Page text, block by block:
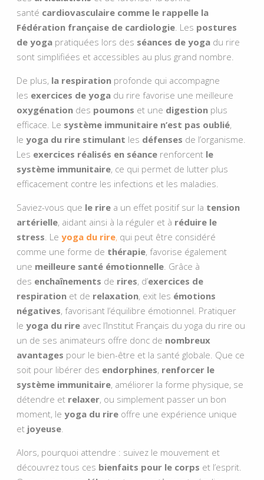
santé cardiovasculaire comme le rappelle la
Fédération française de cardiologie. Les postures
de yogapratiquées lors des séances de yogadu rire
sont simplifiées et accessibles au plus grand nombre.
De plus, la respirationprofonde qui accompagne
les exercices de yogadu rire favorise une meilleure
oxygénationdes poumons et une digestionplus
efficace. Le système immunitaire n’est pas oublié,
le yoga du rire stimulant les défenses de l’organisme.
Les exercices réalisés en séance renforcent le
système immunitaire, ce qui permet de lutter plus
efficacement contre les infections et les maladies.
Saviez-vous que le rirea un effet positif sur la tension
artérielle, aidant ainsi à la réguler et à réduire le
stress. Le yoga du rire, qui peut être considéré
comme une forme de thérapie, favorise également
une meilleure santé émotionnelle. Grâce à
des enchaînements de rires, d’exercices de
respirationet de relaxation, exit les émotions
négatives, favorisant l’équilibre émotionnel. Pratiquer
le yoga du rireavecl’Institut Français du yoga du rire ou
un de ses animateurs offre donc de nombreux
avantages pour le bien-être et la santé globale. Que ce
soit pour libérer des endorphines, renforcer le
système immunitaire, améliorer la forme physique, se
détendre et relaxer, ou simplement passer un bon
moment, le yoga du rireoffre une expérience unique
et joyeuse.
Alors, pourquoi attendre : suivez le mouvement et
découvrez tous ces bienfaits pour le corps et l’esprit.